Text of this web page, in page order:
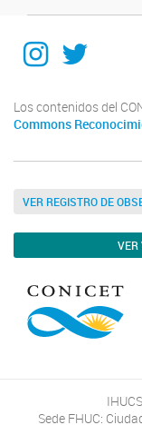
Instagram
Twitter
Los contenidos del
Commons
VER REGISTRO DE
VER
Sede FHUC: